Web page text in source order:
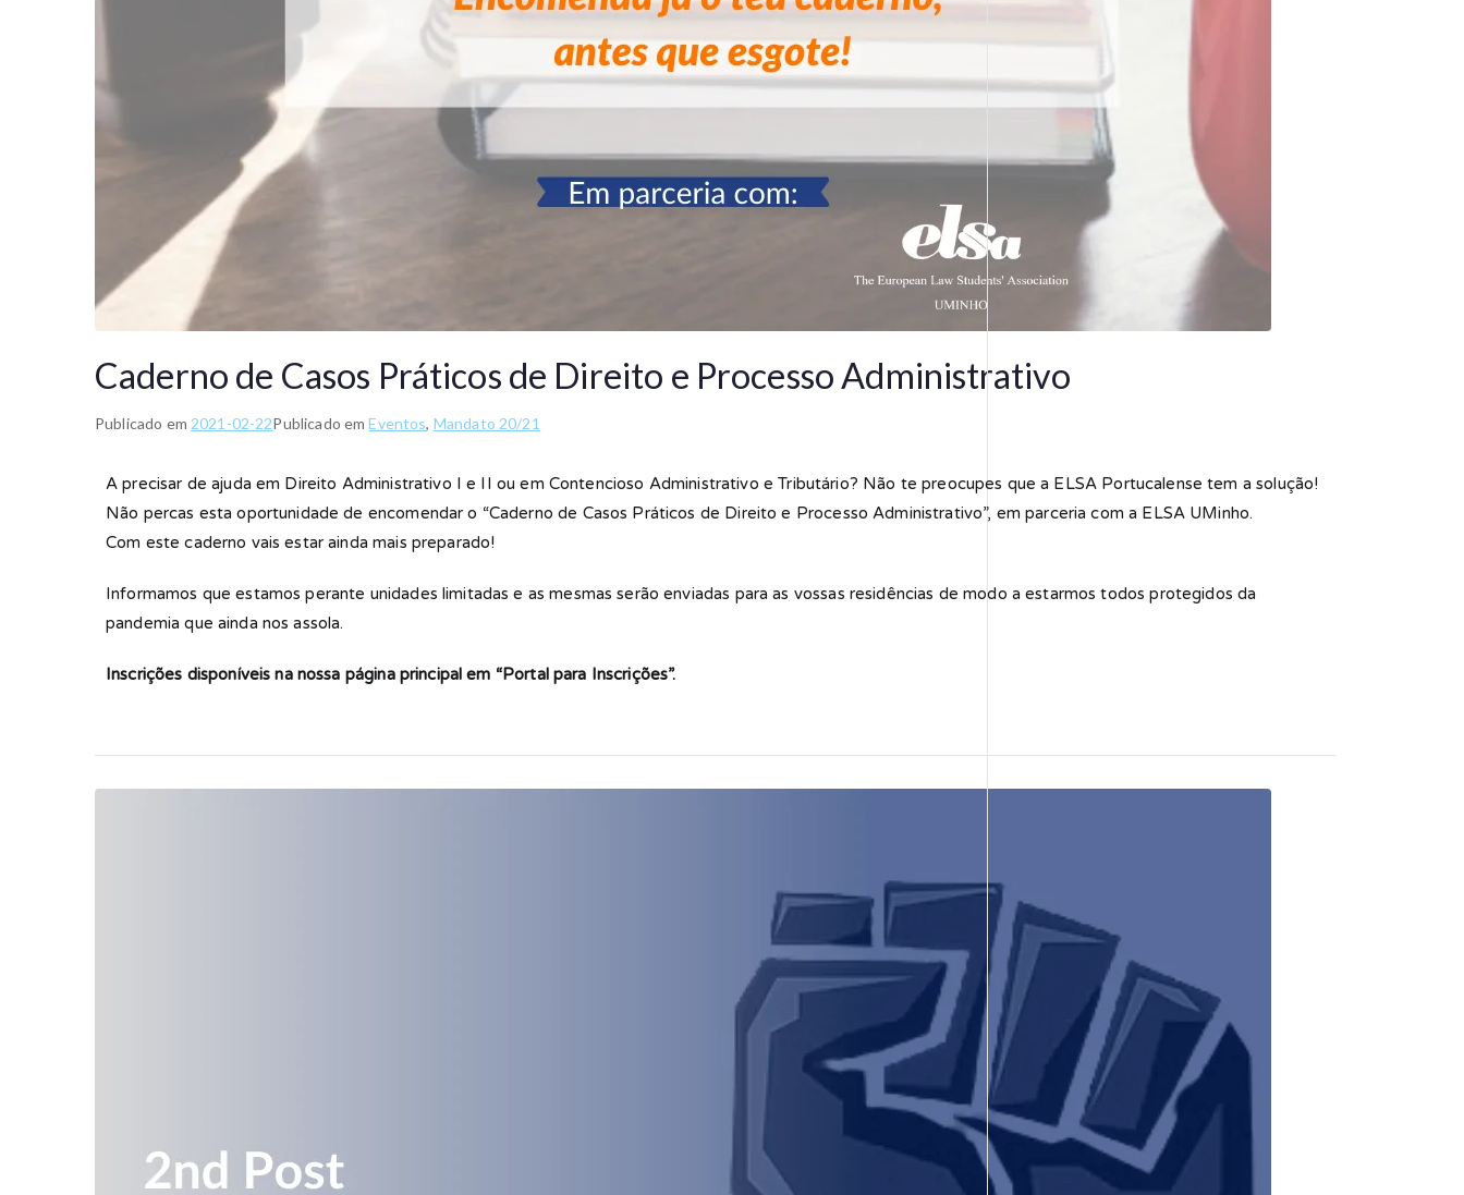
Caderno de Casos Práticos de Direito e Processo Administrativo
Publicado em 2021-02-22Publicado emEventos, Mandato 20/21
A precisar de ajuda em Direito Administrativo I e II ou em Contencioso Administrativo e Tributário? Não te preocupes que a ELSA Portucalense tem a solução!
Não percas esta oportunidade de encomendar o “Caderno de Casos Práticos de Direito e Processo Administrativo”, em parceria com a ELSA UMinho.
Com este caderno vais estar ainda mais preparado!
Informamos que estamos perante unidades limitadas e as mesmas serão enviadas para as vossas residências de modo a estarmos todos protegidos da
pandemia que ainda nos assola.
Inscrições disponíveis na nossa página principal em “Portal para Inscrições”.